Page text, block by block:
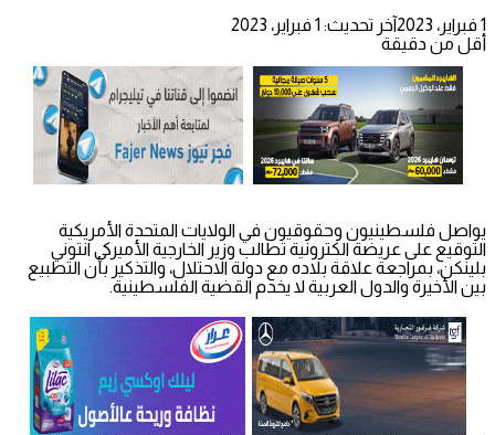
1 فبراير، 2023
آخر تحديث: 1 فبراير، 2023
أقل من دقيقة
يواصل فلسطينيون وحقوقيون في الولايات المتحدة الأمريكية
التوقيع على عريضة الكترونية تطالب وزير الخارجية الأميركي انتوني
بلينكن، بمراجعة علاقة بلاده مع دولة الاحتلال، والتذكير بأن التطبيع
بين الأخيرة والدول العربية لا يخدم القضية الفلسطينية.